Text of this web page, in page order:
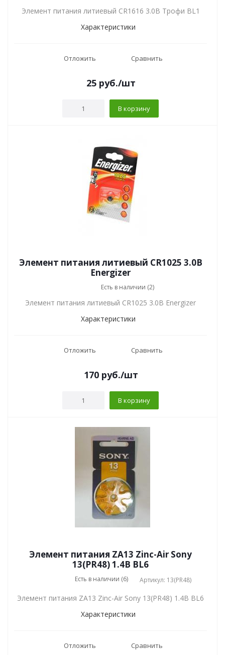
Элемент питания литиевый CR1616 3.0В Трофи BL1
Характеристики
Отложить Сравнить
25руб./шт
В корзину
Элемент питания литиевый CR1025 3.0В
Energizer
Есть в наличии (2)
Элемент питания литиевый CR1025 3.0В Energizer
Характеристики
Отложить Сравнить
170руб./шт
В корзину
Элемент питания ZA13 Zinc-Air Sony
13(PR48) 1.4В BL6
Есть в наличии (6) Артикул: 13(PR48)
Элемент питания ZA13 Zinc-Air Sony 13(PR48) 1.4В BL6
Характеристики
Отложить Сравнить